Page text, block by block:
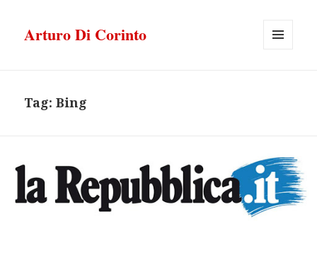
Arturo Di Corinto
Tag:Bing